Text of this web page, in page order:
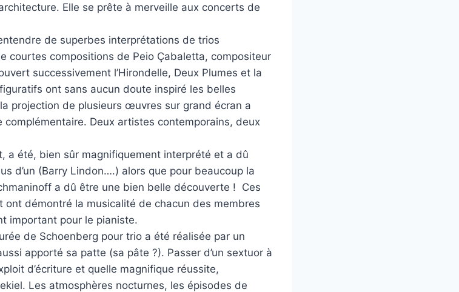
Elle se prête à merveille aux concerts de
de superbes interprétations de trios
courtes compositions de Peio Çabaletta, compositeur
successivement l’Hirondelle, Deux Plumes et la
ont sans aucun doute inspiré les belles
projection de plusieurs œuvres sur grand écran a
Deux artistes contemporains, deux
a été, bien sûr magnifiquement interprété et a dû
d’un (Barry Lindon….) alors que pour beaucoup la
a dû être une bien belle découverte ! Ces
ont démontré la musicalité de chacun des membres
important pour le pianiste.
de Schoenberg pour trio a été réalisée par un
apporté sa patte (sa pâte ?). Passer d’un sextuor à
d’écriture et quelle magnifique réussite,
Les atmosphères nocturnes, les épisodes de